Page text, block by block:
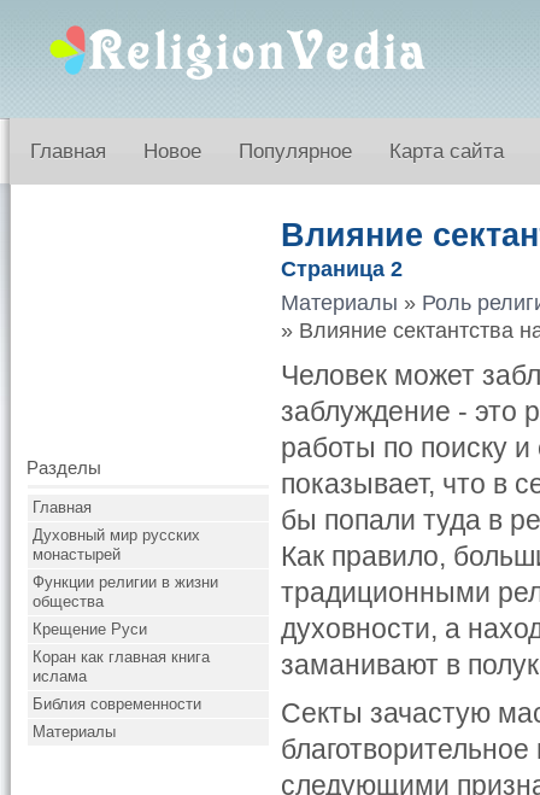
Главная Новое Популярное Карта сайта
Разделы
Главная
Духовный мир русских
монастырей
Функции религии в жизни
общества
Крещение Руси
Коран как главная книга
ислама
Библия современности
Материалы
Влияние
Страница 2
Материалы » Роль
» Влияние сектантства
Человек может
заблуждение - это
работы по поиску
показывает, что в
бы попали туда в
Как правило,
традиционными
духовности, а
заманивают в
Секты зачастую
следующими